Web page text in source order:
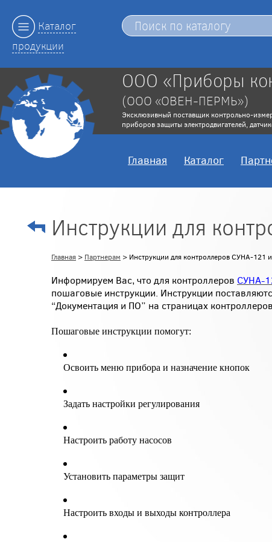
Каталог
продукции
ООО «Приборы
(ООО «ОВЕН-ПЕРМЬ»)
Эксклюзивный поставщик контрольно-
приборов защиты электродвигателей,
Главная Каталог
Инструкции для
Главная > Партнерам > Инструкции для контроллеров СУНА-121
Информируем Вас, что для контроллеров СУНА-
пошаговые инструкции. Инструкции
“Документация и ПО” на страницах контроллеров.
Пошаговые инструкции помогут:
Освоить меню прибора и назначение кнопок
Задать настройки регулирования
Настроить работу насосов
Установить параметры защит
Настроить входы и выходы контроллера